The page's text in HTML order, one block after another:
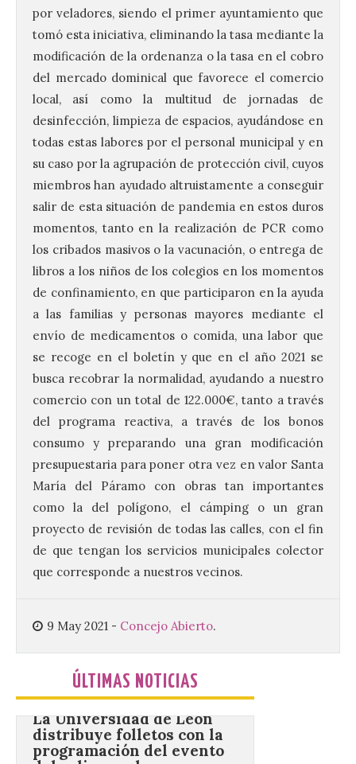
por veladores, siendo el primer ayuntamiento que
tomó esta iniciativa, eliminando la tasa mediante la
modificación de la ordenanza o la tasa en el cobro
del mercado dominical que favorece el comercio
local, así como la multitud de jornadas de
desinfección, limpieza de espacios, ayudándose en
todas estas labores por el personal municipal y en
su caso por la agrupación de protección civil, cuyos
miembros han ayudado altruistamente a conseguir
salir de esta situación de pandemia en estos duros
momentos, tanto en la realización de PCR como
los cribados masivos o la vacunación, o entrega de
libros a los niños de los colegios en los momentos
de confinamiento, en que participaron en la ayuda
a las familias y personas mayores mediante el
envío de medicamentos o comida, una labor que
se recoge en el boletín y que en el año 2021 se
busca recobrar la normalidad, ayudando a nuestro
comercio con un total de 122.000€, tanto a través
del programa reactiva, a través de los bonos
consumo y preparando una gran modificación
presupuestaria para poner otra vez en valor Santa
María del Páramo con obras tan importantes
como la del polígono, el cámping o un gran
proyecto de revisión de todas las calles, con el fin
de que tengan los servicios municipales colector
que corresponde a nuestros vecinos.
9 May 2021 - Concejo Abierto.
ÚLTIMAS NOTICIAS
UPL insta a la Junta a
actuar para salvar el
castillo del Asmesnal, un
BIC en estado de ruina
7 Ago 2026
Un Bien de Interés
Cultural abandonado
desde 1949. Los
plantean que la Junta
contacte cuanto antes con los
propietarios para exigirles medidas
Unión del Pueblo […]
La Universidad de León
distribuye folletos con la
programación del evento
del eclipse solar que
organiza con la ESA y el